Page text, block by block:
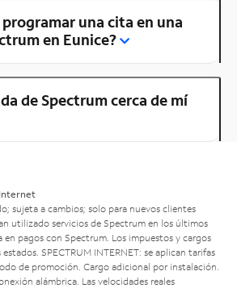
una cita en una
en Eunice?
de Spectrum cerca de mí
sujeta a cambios; solo para nuevos clientes
utilizado servicios de Spectrum en los últimos
en pagos con Spectrum. Los impuestos y cargos
SPECTRUM INTERNET: se aplican tarifas
de promoción. Cargo adicional por instalación.
alámbrica. Las velocidades reales